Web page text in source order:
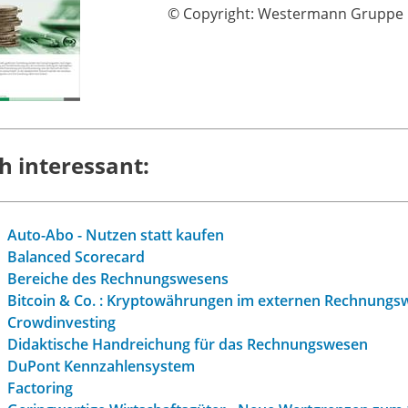
© Copyright: Westermann Gruppe
interessant:
Auto-Abo - Nutzen statt kaufen
Balanced Scorecard
Bereiche des Rechnungswesens
Bitcoin & Co. : Kryptowährungen im externen
Crowdinvesting
Didaktische Handreichung für das Rechnungswesen
DuPont Kennzahlensystem
Factoring